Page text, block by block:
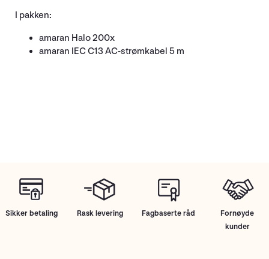
I pakken:
amaran Halo 200x
amaran IEC C13 AC-strømkabel 5 m
Sikker betaling Rask levering Fagbaserte råd
Fornøyde
kunder